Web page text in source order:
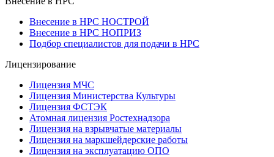
Внесение в НРС НОСТРОЙ
Внесение в НРС НОПРИЗ
Подбор специалистов для подачи в НРС
Лицензирование
Лицензия МЧС
Лицензия Министерства Культуры
Лицензия ФСТЭК
Атомная лицензия Ростехнадзора
Лицензия на взрывчатые материалы
Лицензия на маркшейдерские работы
Лицензия на эксплуатацию ОПО